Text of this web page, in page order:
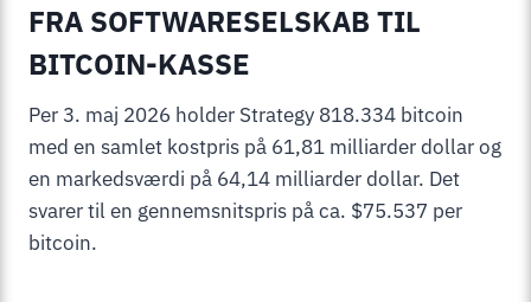
FRA SOFTWARESELSKAB TIL
BITCOIN-KASSE
Per 3. maj 2026 holder Strategy 818.334 bitcoin
med en samlet kostpris på 61,81 milliarder dollar og
en markedsværdi på 64,14 milliarder dollar. Det
svarer til en gennemsnitspris på ca. $75.537 per
bitcoin.